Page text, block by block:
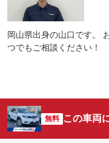
岡山県出身の山口です。
つでもご相談ください！
無料 この車両